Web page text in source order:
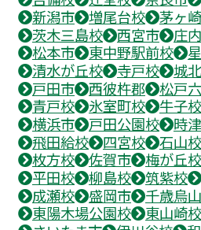
新潟市
増尾台校 茅ヶ
茨木三島校
西宮市 庄
松本市
東中野駅前校
清水が丘校
寺戸校 城
戸田市
西彼杵郡 松戸
青戸校
氷室町校 牛子校
横浜市
戸田公園校 時
飛田給校
四宮校 石山校
枚方校
佐賀市 梅が丘校
平田校
柳島校 筑紫校
成瀬校
盛岡市 千歳烏
東陽木場公園校
東山崎校